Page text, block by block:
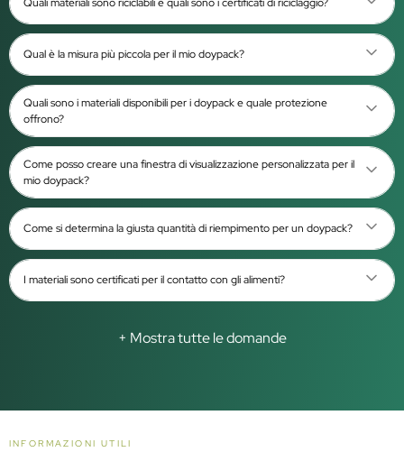
Quali materiali sono riciclabili e quali sono i certificati di riciclaggio?
Qual è la misura più piccola per il mio doypack?
Quali sono i materiali disponibili per i doypack e quale protezione
offrono?
Come posso creare una finestra di visualizzazione personalizzata per il
mio doypack?
Come si determina la giusta quantità di riempimento per un doypack?
I materiali sono certificati per il contatto con gli alimenti?
+ Mostra tutte le domande
INFORMAZIONI UTILI